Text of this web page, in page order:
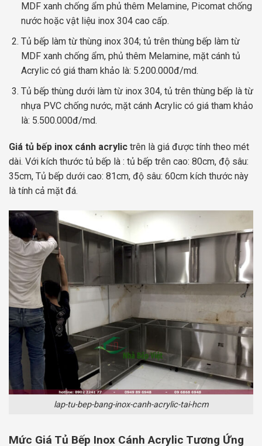
MDF xanh chống ẩm phủ thêm Melamine, Picomat chống
nước hoặc vật liệu inox 304 cao cấp.
Tủ bếp làm từ thùng inox 304; tủ trên thùng bếp làm từ
MDF xanh chống ẩm, phủ thêm Melamine, mặt cánh tủ
Acrylic có giá tham khảo là: 5.200.000đ/md.
Tủ bếp thùng dưới làm từ inox 304, tủ trên thùng bếp là từ
nhựa PVC chống nước, mặt cánh Acrylic có giá tham khảo
là: 5.500.000đ/md.
Giá tủ bếp inox cánh acrylic trên là giá được tính theo mét
dài. Với kích thước tủ bếp là : tủ bếp trên cao: 80cm, độ sâu:
35cm, Tủ bếp dưới cao: 81cm, độ sâu: 60cm kích thước này
là tính cả mặt đá.
lap-tu-bep-bang-inox-canh-acrylic-tai-hcm
Mức Giá Tủ Bếp Inox Cánh Acrylic Tương Ứng